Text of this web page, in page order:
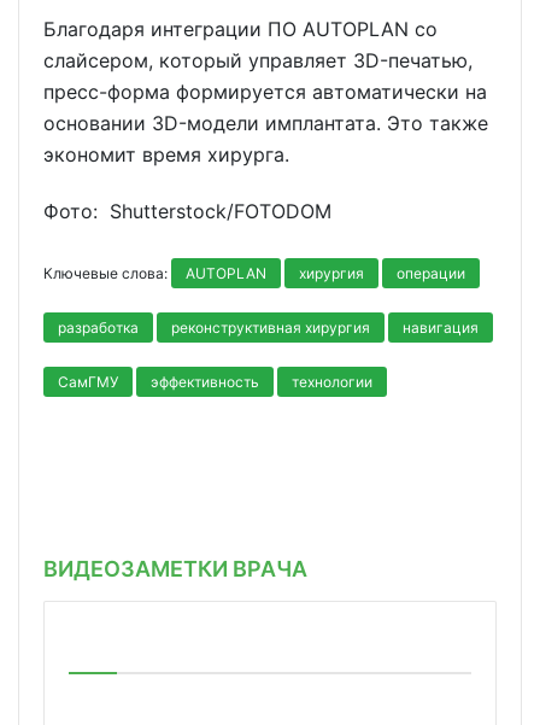
Благодаря интеграции ПО AUTOPLAN со
слайсером, который управляет 3D-печатью,
пресс-форма формируется автоматически на
основании 3D-модели имплантата. Это также
экономит время хирурга.
Фото: Shutterstoсk/FOTODOM
Ключевые слова: AUTOPLAN хирургия операции
разработка реконструктивная хирургия навигация
СамГМУ эффективность технологии
ВИДЕОЗАМЕТКИ ВРАЧА